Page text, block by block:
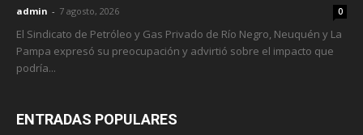
admin - 7 agosto, 2026 0
El Sindicato de Petróleo y Gas Privado de Río Negro, Neuquén y La
Pampa expresó su preocupación y advirtió sobre el impacto que
podría...
ENTRADAS POPULARES